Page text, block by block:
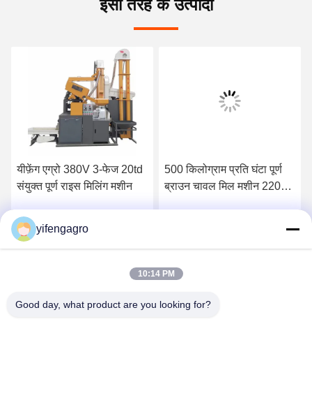
इसी तरह के उत्पादों
यीफ़ेंग एग्रो 380V 3-फेज 20td
संयुक्त पूर्ण राइस मिलिंग मशीन
सर्वोत्तम मूल्य प्राप्त करें
500 किलोग्राम प्रति घंटा पूर्ण
ब्राउन चावल मिल मशीन 220
yifengagro
10:14 PM
Good day, what product are you looking for?